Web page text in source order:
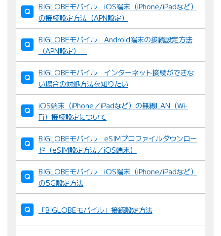
び
替
え
：
BIGLOBEモバイル iOS端末（iPhone/iPadなど）
の接続設定方法（APN設定）
BIGLOBEモバイル Android端末の接続設定方法
（APN設定）
BIGLOBEモバイル インターネット接続ができな
い場合の対処方法を知りたい
iOS端末（iPhone／iPadなど）の無線LAN（Wi-
Fi）接続設定について
BIGLOBEモバイル eSIMプロファイルダウンロー
ド（eSIM設定方法／iOS端末）
BIGLOBEモバイル iOS端末（iPhone/iPadなど）
の5G設定方法
「BIGLOBEモバイル」接続設定方法